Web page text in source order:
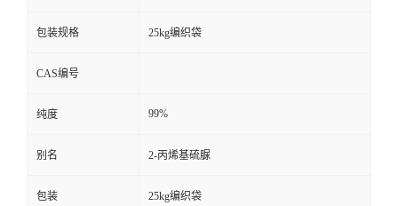
包装规格 25kg编织袋
CAS编号
纯度 99%
别名 2-丙烯基硫脲
包装 25kg编织袋